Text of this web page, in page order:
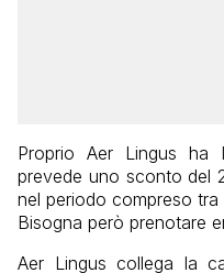
Proprio Aer Lingus ha
prevede uno sconto del
nel periodo compreso tra
Bisogna però prenotare
Aer Lingus collega la